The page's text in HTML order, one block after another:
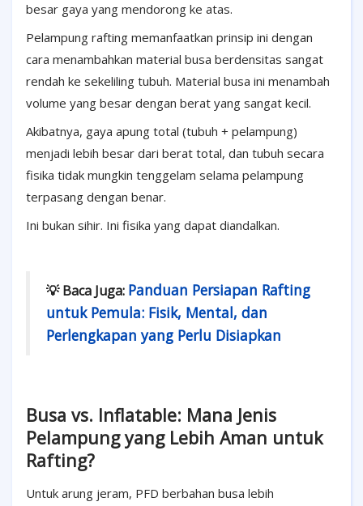
besar gaya yang mendorong ke atas.
Pelampung rafting memanfaatkan prinsip ini dengan
cara menambahkan material busa berdensitas sangat
rendah ke sekeliling tubuh. Material busa ini menambah
volume yang besar dengan berat yang sangat kecil.
Akibatnya, gaya apung total (tubuh + pelampung)
menjadi lebih besar dari berat total, dan tubuh secara
fisika tidak mungkin tenggelam selama pelampung
terpasang dengan benar.
Ini bukan sihir. Ini fisika yang dapat diandalkan.
💡 Baca Juga: Panduan Persiapan Rafting
untuk Pemula: Fisik, Mental, dan
Perlengkapan yang Perlu Disiapkan
Busa vs. Inflatable: Mana Jenis
Pelampung yang Lebih Aman untuk
Rafting?
Untuk arung jeram, PFD berbahan busa lebih